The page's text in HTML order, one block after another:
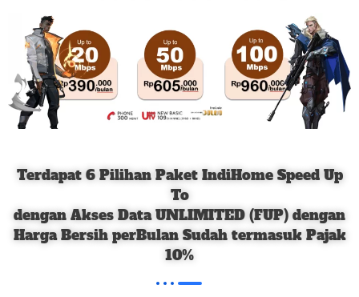
Terdapat 6 Pilihan Paket IndiHome Speed Up
To
dengan Akses Data UNLIMITED (FUP) dengan
Harga Bersih perBulan Sudah termasuk Pajak
10%